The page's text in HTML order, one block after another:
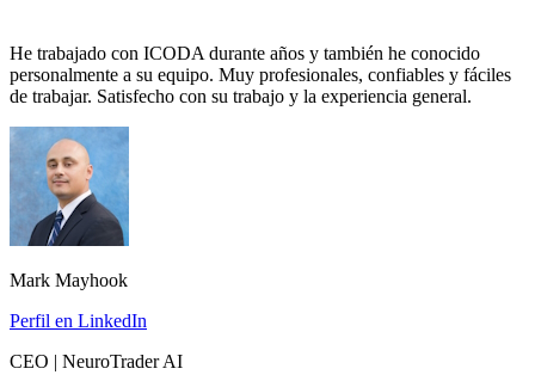
He trabajado con ICODA durante años y también he conocido
personalmente a su equipo. Muy profesionales, confiables y fáciles
de trabajar. Satisfecho con su trabajo y la experiencia general.
Mark Mayhook
Perfil en LinkedIn
CEO | NeuroTrader AI